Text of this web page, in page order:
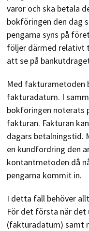
varor och ska betala
bokföringen den dag
pengarna syns på
följer därmed relativt
att se på
Med fakturametoden
fakturadatum. I
bokföringen noterats
fakturan. Fakturan
dagars betalningstid.
en kundfordring den
kontantmetoden då
pengarna kommit in.
I detta fall behöver
För det första när
(fakturadatum) samt